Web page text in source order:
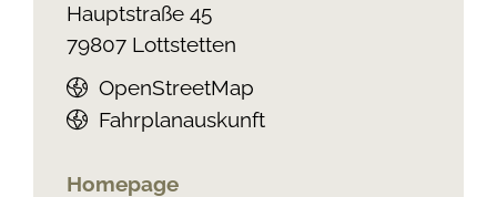
Hauptstraße 45
79807 Lottstetten
OpenStreetMap
Fahrplanauskunft
Homepage